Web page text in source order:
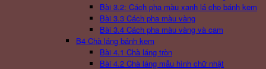
Bài 3.2: Cách pha màu xanh lá cho bánh kem
Bài 3.3 Cách pha màu vàng
Bài 3.4 Cách pha màu vàng và cam
B4 Chà láng bánh kem
Bài 4.1 Chà láng tròn
Bài 4.2 Chà láng mẫu hình chữ nhật